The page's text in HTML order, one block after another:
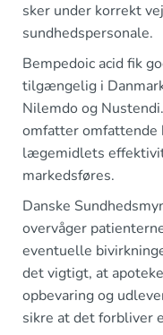
sker under korrekt
sundhedspersonale.
Bempedoic acid fik
tilgængelig i
Nilemdo og
omfatter omfattende
lægemidlets
markedsføres.
Danske
overvåger
eventuelle
det vigtigt, at
opbevaring og
sikre at det forbliver